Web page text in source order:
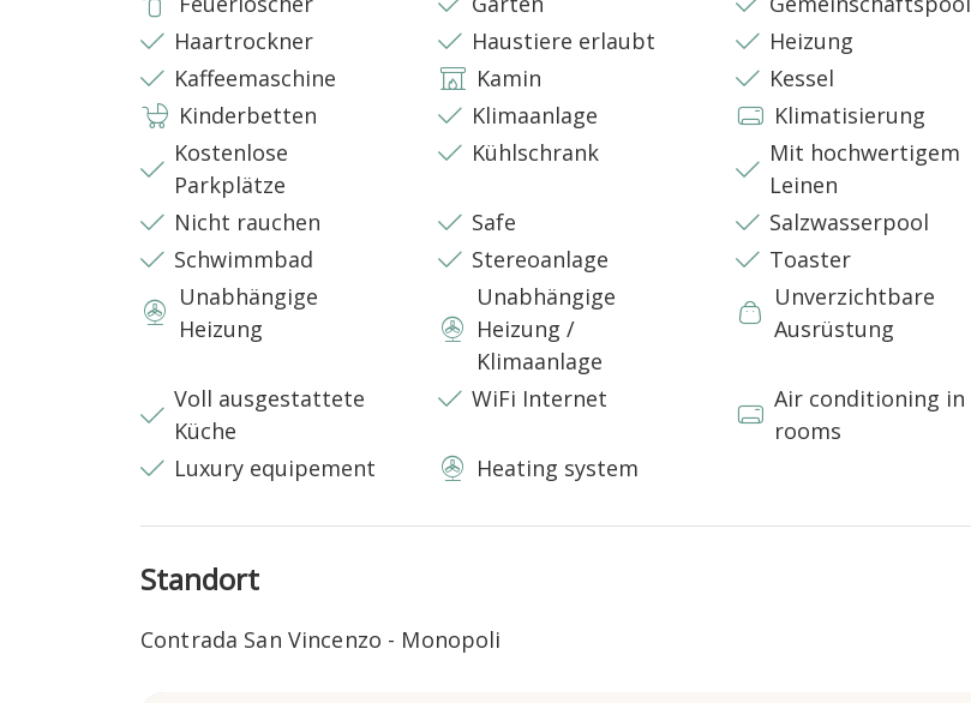
🐾 Haustiere auf Anfrage erlaubt.
Es fällt eine zusätzliche Gebühr an, die nicht im Unterkunftspreis enthalten ist.
Zur Bestätigung bitten wir Sie, das Buchungsbüro zu kontaktieren und Rasse, Gewicht und Alter des
Tieres anzugeben.
In der Nähe:
Strand: 8 km
Restaurant: 1 km
Supermarkt: 4 km
Krankenhaus: 6 km
Bahnhof: 7 km
License or registration number:
Haartrockner
Haustiere erlaubt
Heizung
Kaffeemaschine
Kamin
Kessel
Kinderbetten
Klimaanlage
Klimatisierung
Kostenlose
Parkplätze
Kühlschrank
Mit hochwertigem
Leinen
Nicht rauchen
Safe
Salzwasserpool
Schwimmbad
Stereoanlage
Toaster
Unabhängige
Heizung
Unabhängige
Heizung /
Klimaanlage
Unverzichtbare
Ausrüstung
Voll ausgestattete
Küche
WiFi Internet
Air conditioning in
rooms
Luxury equipement
Heating system
Standort
Contrada San Vincenzo - Monopoli